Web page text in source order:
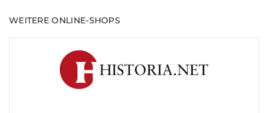
WEITERE ONLINE-SHOPS